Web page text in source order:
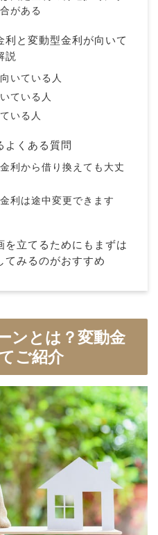
がある
利と変動型金利が向いて
説
いている人
ている人
いる人
よくある質問
利から借り換えても大丈
利は途中変更できます
を立てるためにもまずは
てみるのがおすすめ
ンとは？変動金
ご紹介